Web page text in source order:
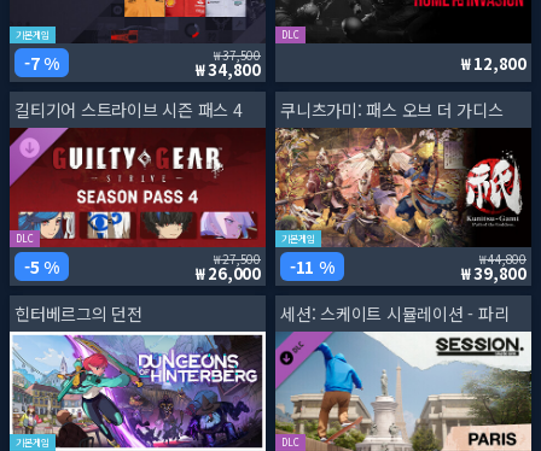
기본게임
7 % 37,500
34,800
DLC
12,800
길티기어 스트라이브 시즌 패스 4
DLC
5 % 27,500
26,000
쿠니츠가미: 패스 오브 더 가디스
기본게임
11 % 44,800
39,800
힌터베르그의 던전
기본게임
세션: 스케이트 시뮬레이션 - 파리
DLC